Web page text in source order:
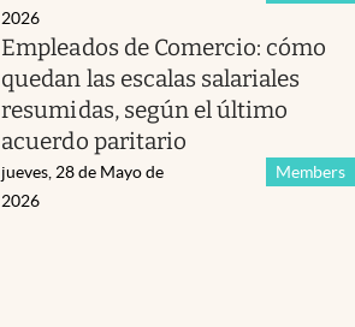
2026
Empleados de Comercio: cómo
quedan las escalas salariales
resumidas, según el último
acuerdo paritario
Members
jueves, 28 de Mayo de
2026